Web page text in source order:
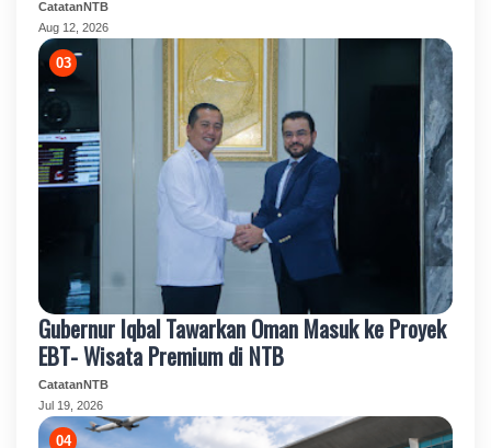
CatatanNTB
Aug 12, 2026
Gubernur Iqbal Tawarkan Oman Masuk ke Proyek
EBT- Wisata Premium di NTB
CatatanNTB
Jul 19, 2026